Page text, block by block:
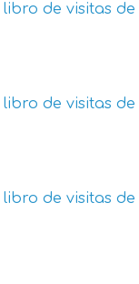
libro de visitas de
libro de visitas de
libro de visitas de